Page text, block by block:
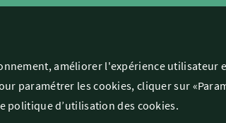
améliorer l'expérience utilisateur
paramétrer les cookies, cliquer sur
politique d’utilisation des cookies.